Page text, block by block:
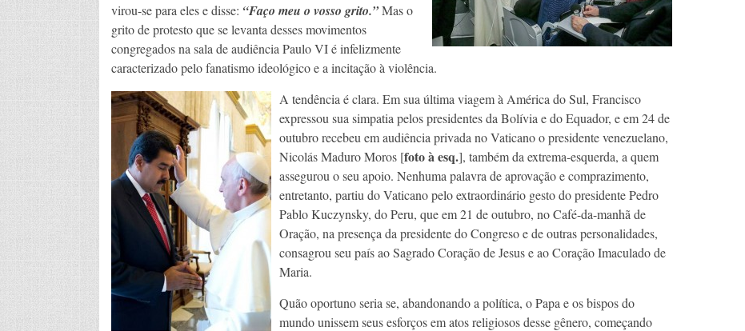
virou-se para eles e disse: “Faço meu o vosso grito.”Mas o
grito de protesto que se levanta desses movimentos
congregados na sala de audiência Paulo VI é infelizmente
caracterizado pelo fanatismo ideológico e a incitação à violência.
A tendência é clara. Em sua última viagem à América do Sul, Francisco
expressou sua simpatia pelos presidentes da Bolívia e do Equador, e em 24 de
outubro recebeu em audiência privada no Vaticano o presidente venezuelano,
Nicolás Maduro Moros [foto à esq.], também da extrema-esquerda, a quem
assegurou o seu apoio. Nenhuma palavra de aprovação e comprazimento,
entretanto, partiu do Vaticano pelo extraordinário gesto do presidente Pedro
Pablo Kuczynsky, do Peru, que em 21 de outubro, no Café-da-manhã de
Oração, na presença da presidente do Congreso e de outras personalidades,
consagrou seu país ao Sagrado Coração de Jesus e ao Coração Imaculado de
Maria.
Quão oportuno seria se, abandonando a política, o Papa e os bispos do
mundo unissem seus esforços em atos religiosos desse gênero, começando